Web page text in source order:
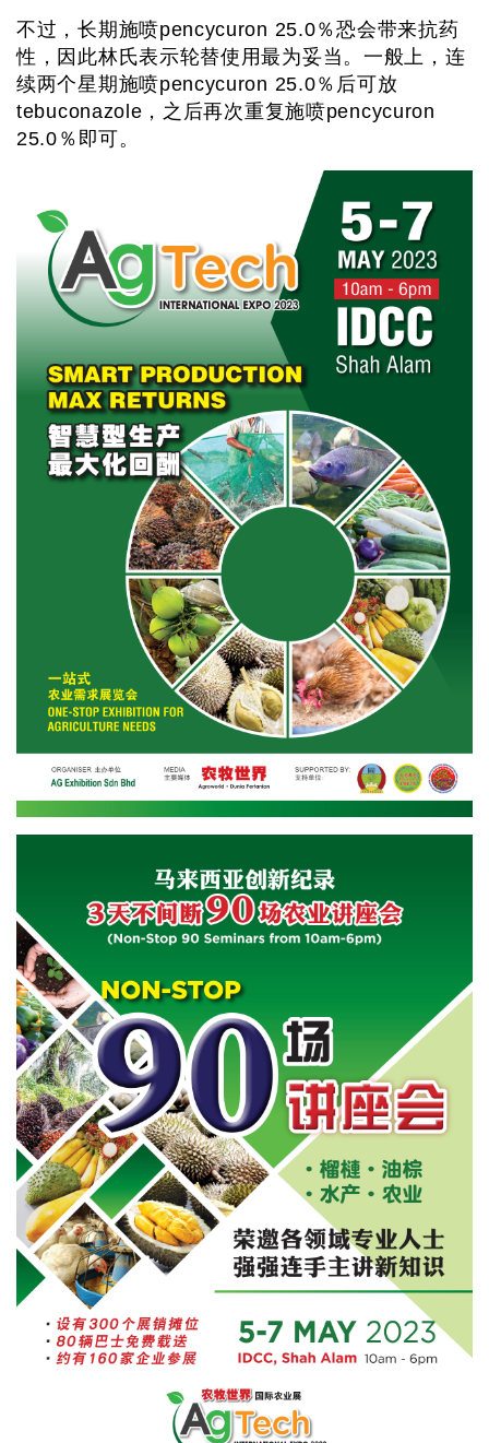
不过，长期施喷pencycuron 25.0％恐会带来抗药
性，因此林氏表示轮替使用最为妥当。一般上，连
续两个星期施喷pencycuron 25.0％后可放
tebuconazole，之后再次重复施喷pencycuron
25.0％即可。